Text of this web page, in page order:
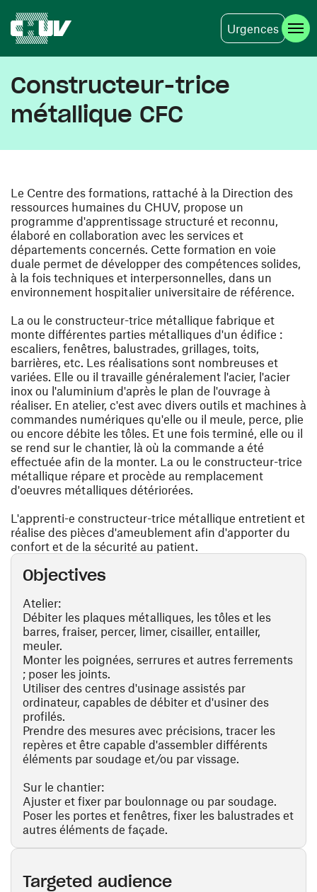
Urgences
Constructeur-trice
métallique CFC
Le Centre des formations, rattaché à la Direction des
ressources humaines du CHUV, propose un
programme d'apprentissage structuré et reconnu,
élaboré en collaboration avec les services et
départements concernés. Cette formation en voie
duale permet de développer des compétences solides,
à la fois techniques et interpersonnelles, dans un
environnement hospitalier universitaire de référence.
La ou le constructeur-trice métallique fabrique et
monte différentes parties métalliques d'un édifice :
escaliers, fenêtres, balustrades, grillages, toits,
barrières, etc. Les réalisations sont nombreuses et
variées. Elle ou il travaille généralement l'acier, l'acier
inox ou l'aluminium d'après le plan de l'ouvrage à
réaliser. En atelier, c'est avec divers outils et machines à
commandes numériques qu'elle ou il meule, perce, plie
ou encore débite les tôles. Et une fois terminé, elle ou il
se rend sur le chantier, là où la commande a été
effectuée afin de la monter. La ou le constructeur-trice
métallique répare et procède au remplacement
d'oeuvres métalliques détériorées.
L'apprenti-e constructeur-trice métallique entretient et
réalise des pièces d'ameublement afin d'apporter du
confort et de la sécurité au patient.
Objectives
Atelier:
Débiter les plaques métalliques, les tôles et les
barres, fraiser, percer, limer, cisailler, entailler,
meuler.
Monter les poignées, serrures et autres ferrements
; poser les joints.
Utiliser des centres d'usinage assistés par
ordinateur, capables de débiter et d'usiner des
profilés.
Prendre des mesures avec précisions, tracer les
repères et être capable d'assembler différents
éléments par soudage et/ou par vissage.
Sur le chantier:
Ajuster et fixer par boulonnage ou par soudage.
Poser les portes et fenêtres, fixer les balustrades et
autres éléments de façade.
Targeted audience